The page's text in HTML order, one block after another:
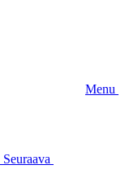
Menu
Seuraava